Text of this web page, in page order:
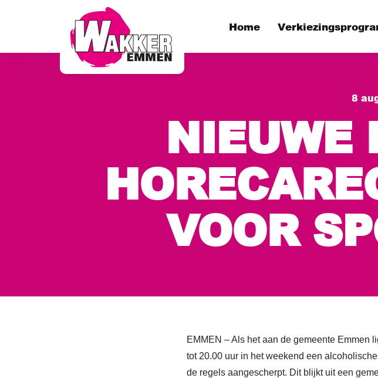
Home
Wat hebben
8
NIEUWE
VOOR
EMMEN – Als het aan de gemeente Emmen
tot 20.00 uur in het weekend een
de regels aangescherpt. Dit blijkt uit een